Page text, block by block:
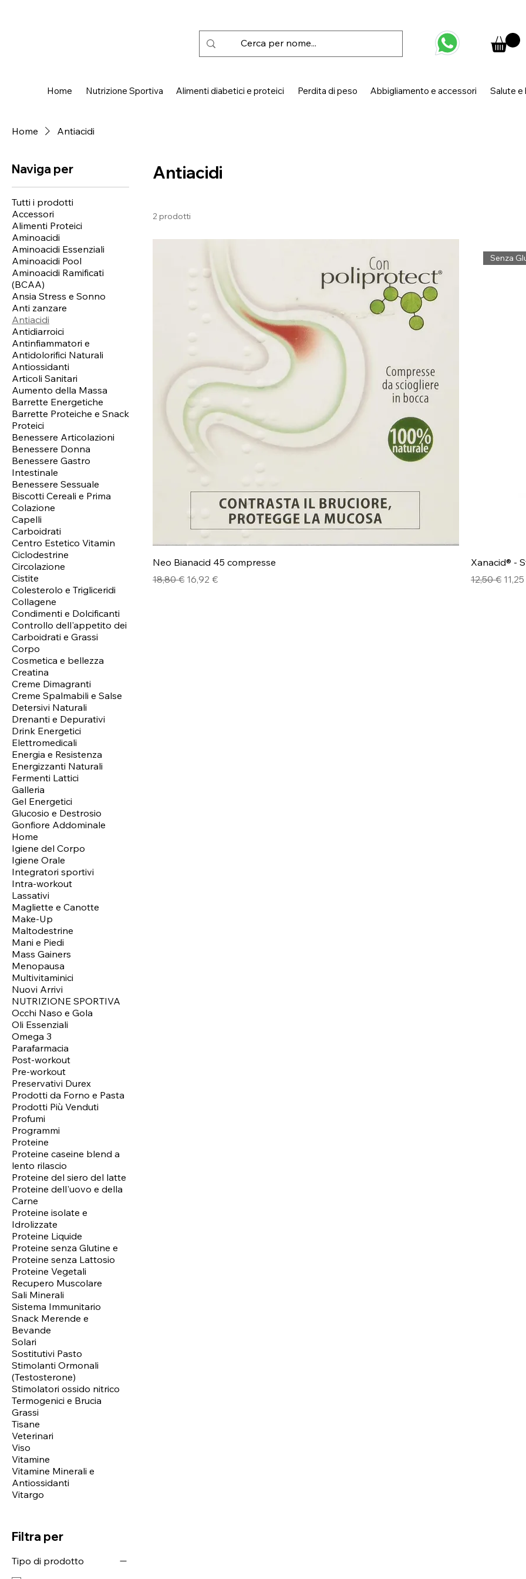
Home Nutrizione Sportiva Alimenti diabetici e proteici Perdita di peso Abbigliamento e accessori Salute e
Home Antiacidi
Naviga per
Tutti i prodotti
Accessori
Alimenti Proteici
Aminoacidi
Aminoacidi Essenziali
Aminoacidi Pool
Aminoacidi Ramificati
(BCAA)
Ansia Stress e Sonno
Anti zanzare
Antiacidi
Antidiarroici
Antinfiammatori e
Antidolorifici Naturali
Antiossidanti
Articoli Sanitari
Aumento della Massa
Barrette Energetiche
Barrette Proteiche e Snack
Proteici
Benessere Articolazioni
Benessere Donna
Benessere Gastro
Intestinale
Benessere Sessuale
Biscotti Cereali e Prima
Colazione
Capelli
Carboidrati
Centro Estetico Vitamin
Ciclodestrine
Circolazione
Cistite
Colesterolo e Trigliceridi
Collagene
Condimenti e Dolcificanti
Controllo dell'appetito dei
Carboidrati e Grassi
Corpo
Cosmetica e bellezza
Creatina
Creme Dimagranti
Creme Spalmabili e Salse
Detersivi Naturali
Drenanti e Depurativi
Drink Energetici
Elettromedicali
Energia e Resistenza
Energizzanti Naturali
Fermenti Lattici
Galleria
Gel Energetici
Glucosio e Destrosio
Gonfiore Addominale
Home
Igiene del Corpo
Igiene Orale
Integratori sportivi
Intra-workout
Lassativi
Magliette e Canotte
Make-Up
Maltodestrine
Mani e Piedi
Mass Gainers
Menopausa
Multivitaminici
Nuovi Arrivi
NUTRIZIONE SPORTIVA
Occhi Naso e Gola
Oli Essenziali
Omega 3
Parafarmacia
Post-workout
Pre-workout
Preservativi Durex
Prodotti da Forno e Pasta
Prodotti Più Venduti
Profumi
Programmi
Proteine
Proteine caseine blend a
lento rilascio
Proteine del siero del latte
Proteine dell'uovo e della
Carne
Proteine isolate e
Idrolizzate
Proteine Liquide
Proteine senza Glutine e
Proteine senza Lattosio
Proteine Vegetali
Recupero Muscolare
Sali Minerali
Sistema Immunitario
Snack Merende e
Bevande
Solari
Sostitutivi Pasto
Stimolanti Ormonali
(Testosterone)
Stimolatori ossido nitrico
Termogenici e Brucia
Grassi
Tisane
Veterinari
Viso
Vitamine
Vitamine Minerali e
Antiossidanti
Vitargo
Filtra per
Tipo di prodotto
Antiacidi
2 prodotti
Neo Bianacid 45 compresse
Prezzo regolare
18,80 € Prezzo scontato
16,92 €
Senza
Xanacid® -
Prezzo
12,50 €